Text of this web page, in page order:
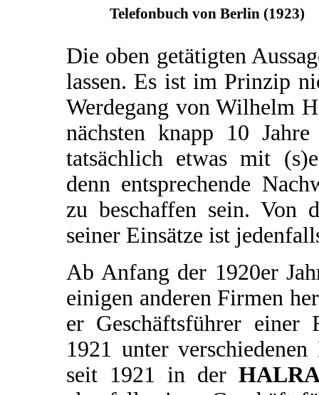
Telefonbuch von Berlin (1923)
Die oben getätigten
lassen. Es ist im Prinzip
Werdegang von Wilhelm
nächsten knapp 10
tatsächlich etwas mit
denn entsprechende
zu beschaffen sein. Von
seiner Einsätze ist
Ab Anfang der 1920er
einigen anderen Firmen
er Geschäftsführer einer
1921 unter
seit 1921 in der